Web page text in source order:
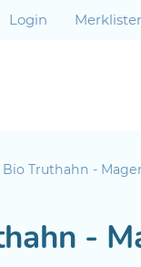
Login
Truthahn -
-